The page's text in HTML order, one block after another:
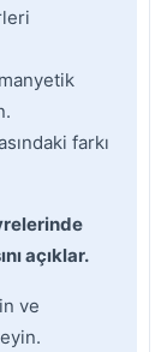
farkı
açıklar.
ve